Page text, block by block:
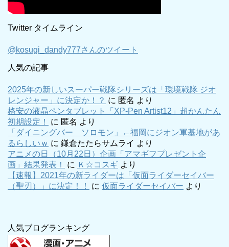
Twitter タイムライン
@kosugi_dandy777さんのツイート
人気の記事
2025年の新しいスーパー戦隊シリーズは「環境戦隊 ジオ
レンジャー」に決定か！？ に 匿名 より
格安の液晶ペンタブレット「XP-Pen Artist12」超かんたん
初期設定！
に 匿名 より
「ダイニングバー ソロモン」←福岡にジオン軍基地があ
るらしいｗ に 鎌倉たたらサムライ より
アニメの日（10月22日）企画「アマギフプレゼント企
画」結果発表！
に Ｋ☆コスギ より
【速報】2021年の新ライダーは「仮面ライダーセイバー
（聖刃）」に決定！！
に 仮面ライダーセイバー より
人気ブログランキング